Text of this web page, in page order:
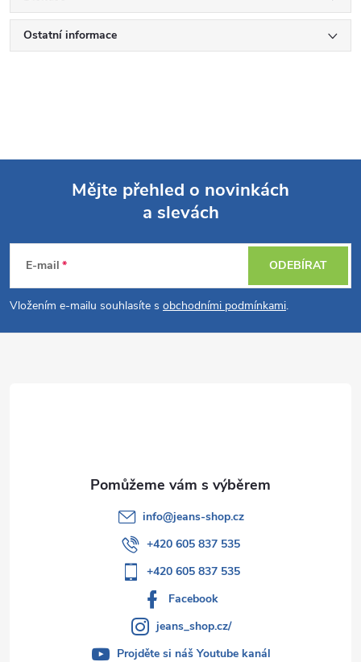
Ostatní informace
p
a
Mějte přehled o novinkách
a slevách
E-mail
Vložením e-mailu souhlasíte s obchodními podmínkami.
ODEBÍRAT
info@jeans-shop.cz
+420 605 837 535
+420 605 837 535
Facebook
jeans_shop.cz/
Projděte si náš Youtube kanál